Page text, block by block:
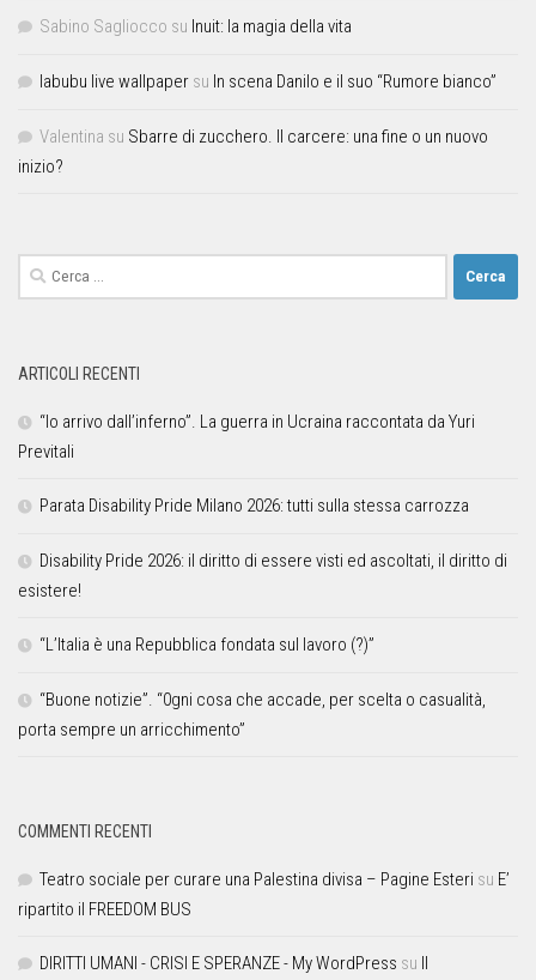
Sabino Sagliocco su Inuit: la magia della vita
labubu live wallpaper su In scena Danilo e il suo “Rumore bianco”
Valentina su Sbarre di zucchero. Il carcere: una fine o un nuovo
inizio?
ARTICOLI RECENTI
“Io arrivo dall’inferno”. La guerra in Ucraina raccontata da Yuri
Previtali
Parata Disability Pride Milano 2026: tutti sulla stessa carrozza
Disability Pride 2026: il diritto di essere visti ed ascoltati, il diritto di
esistere!
“L’Italia è una Repubblica fondata sul lavoro (?)”
“Buone notizie”. “0gni cosa che accade, per scelta o casualità,
porta sempre un arricchimento”
COMMENTI RECENTI
Teatro sociale per curare una Palestina divisa – Pagine Esteri su E’
ripartito il FREEDOM BUS
DIRITTI UMANI - CRISI E SPERANZE - My WordPress su Il